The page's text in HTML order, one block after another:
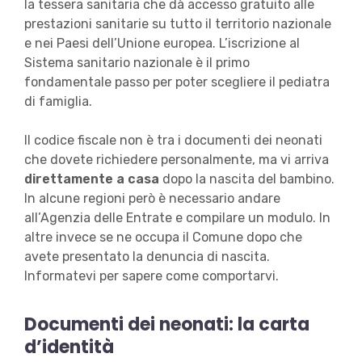
la tessera sanitaria che dà accesso gratuito alle
prestazioni sanitarie su tutto il territorio nazionale
e nei Paesi dell’Unione europea. L’iscrizione al
Sistema sanitario nazionale è il primo
fondamentale passo per poter scegliere il pediatra
di famiglia.
Il codice fiscale non è tra i documenti dei neonati
che dovete richiedere personalmente, ma vi arriva
direttamente a casa dopo la nascita del bambino.
In alcune regioni però è necessario andare
all’Agenzia delle Entrate e compilare un modulo. In
altre invece se ne occupa il Comune dopo che
avete presentato la denuncia di nascita.
Informatevi per sapere come comportarvi.
Documenti dei neonati: la carta
d’identità